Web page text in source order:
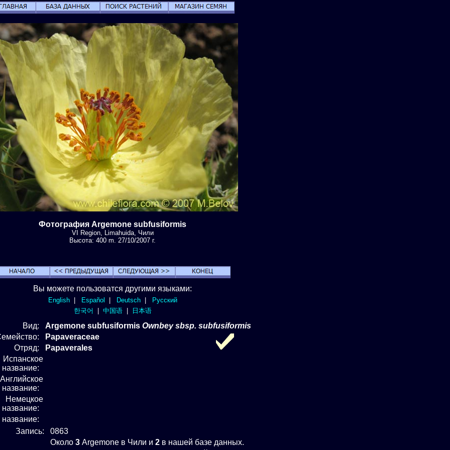
Фотография Argemone subfusiformis
VI Region, Limahuida, Чили
Высота: 400 m. 27/10/2007 г.
Вы можете пользоватся другими языками:
English| Español Deutsch|
Русский
한국어
中国语| 日本语
Вид: Argemone subfusiformis Ownbey sbsp. subfusiformis
Papaveraceae
Отряд:
Papaverales
Испанское
название:
Английское
название:
Немецкое
название:
название:
Запись:
0863
Около 3 Argemone в Чили и 2 в нашей базе данных.